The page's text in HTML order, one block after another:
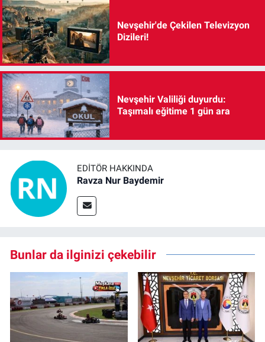
Nevşehir'de Çekilen Televizyon
Dizileri!
Nevşehir Valiliği duyurdu:
Taşımalı eğitime 1 gün ara
EDITÖR HAKKINDA
Ravza Nur Baydemir
Bunlar da ilginizi çekebilir